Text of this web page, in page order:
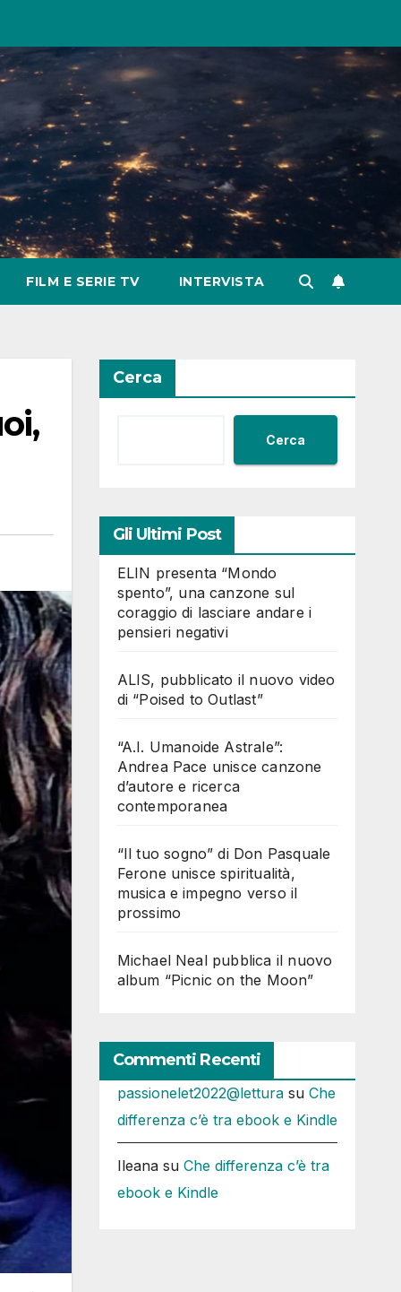
FILM E SERIE TV INTERVISTA
Cerca
Cerca
Gli Ultimi Post
ELIN presenta “Mondo
spento”, una canzone sul
coraggio di lasciare andare i
pensieri negativi
ALIS, pubblicato il nuovo video
di “Poised to Outlast”
“A.I. Umanoide Astrale”:
Andrea Pace unisce canzone
d’autore e ricerca
contemporanea
“Il tuo sogno” di Don Pasquale
Ferone unisce spiritualità,
musica e impegno verso il
prossimo
Michael Neal pubblica il nuovo
album “Picnic on the Moon”
Commenti Recenti
passionelet2022@letturasu Che
differenza c’è tra ebook e Kindle
Ileanasu Che differenza c’è tra
ebook e Kindle